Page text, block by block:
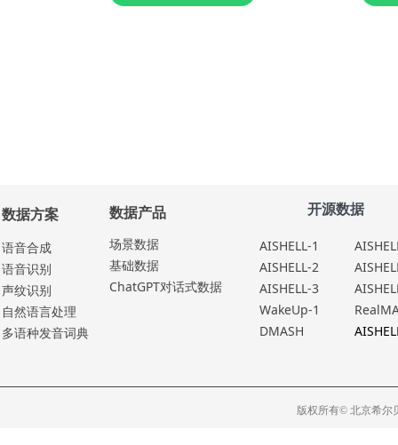
数据方案
语⾳合成
语⾳识别
声纹识别
⾃然语⾔处理
多语种发⾳词典
数据产品
场景数据
基础数据
ChatGPT对话式数据
AISHELL-1
AISHELL-2
AISHELL-3
WakeUp-1
DMASH
开源数据
版权所有© 北京希尔